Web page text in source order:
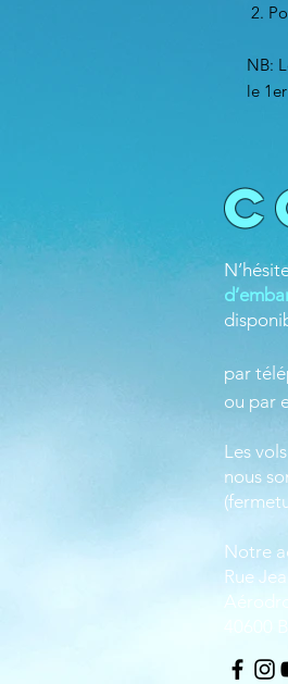
NB:
le
par
ou par
Les
nous
Notre
Rue
40600